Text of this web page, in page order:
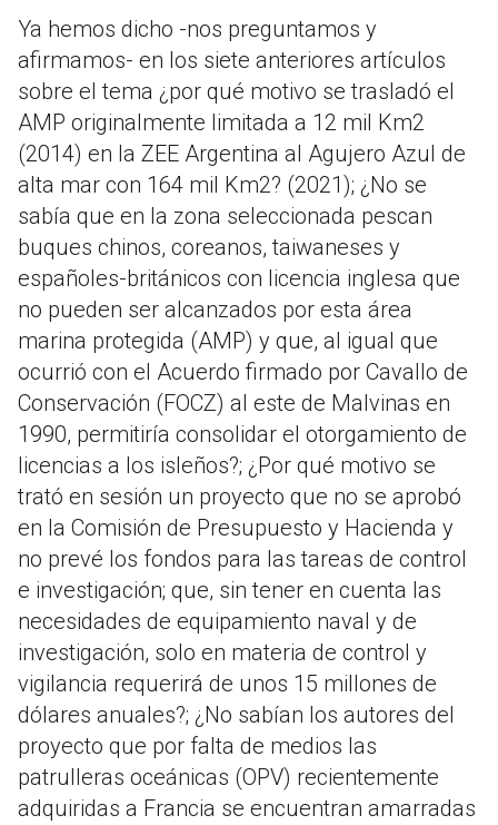
Ya hemos dicho -nos preguntamos y
afirmamos- en los siete anteriores artículos
sobre el tema ¿por qué motivo se trasladó el
AMP originalmente limitada a 12 mil Km2
(2014) en la ZEE Argentina al Agujero Azul de
alta mar con 164 mil Km2? (2021); ¿No se
sabía que en la zona seleccionada pescan
buques chinos, coreanos, taiwaneses y
españoles-británicos con licencia inglesa que
no pueden ser alcanzados por esta área
marina protegida (AMP) y que, al igual que
ocurrió con el Acuerdo firmado por Cavallo de
Conservación (FOCZ) al este de Malvinas en
1990, permitiría consolidar el otorgamiento de
licencias a los isleños?; ¿Por qué motivo se
trató en sesión un proyecto que no se aprobó
en la Comisión de Presupuesto y Hacienda y
no prevé los fondos para las tareas de control
e investigación; que, sin tener en cuenta las
necesidades de equipamiento naval y de
investigación, solo en materia de control y
vigilancia requerirá de unos 15 millones de
dólares anuales?; ¿No sabían los autores del
proyecto que por falta de medios las
patrulleras oceánicas (OPV) recientemente
adquiridas a Francia se encuentran amarradas